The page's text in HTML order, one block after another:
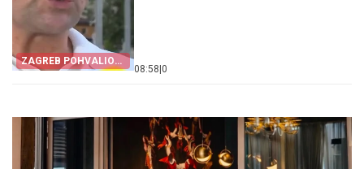
ZAGREB POHVALIO
CRNU GORU
08:58 0